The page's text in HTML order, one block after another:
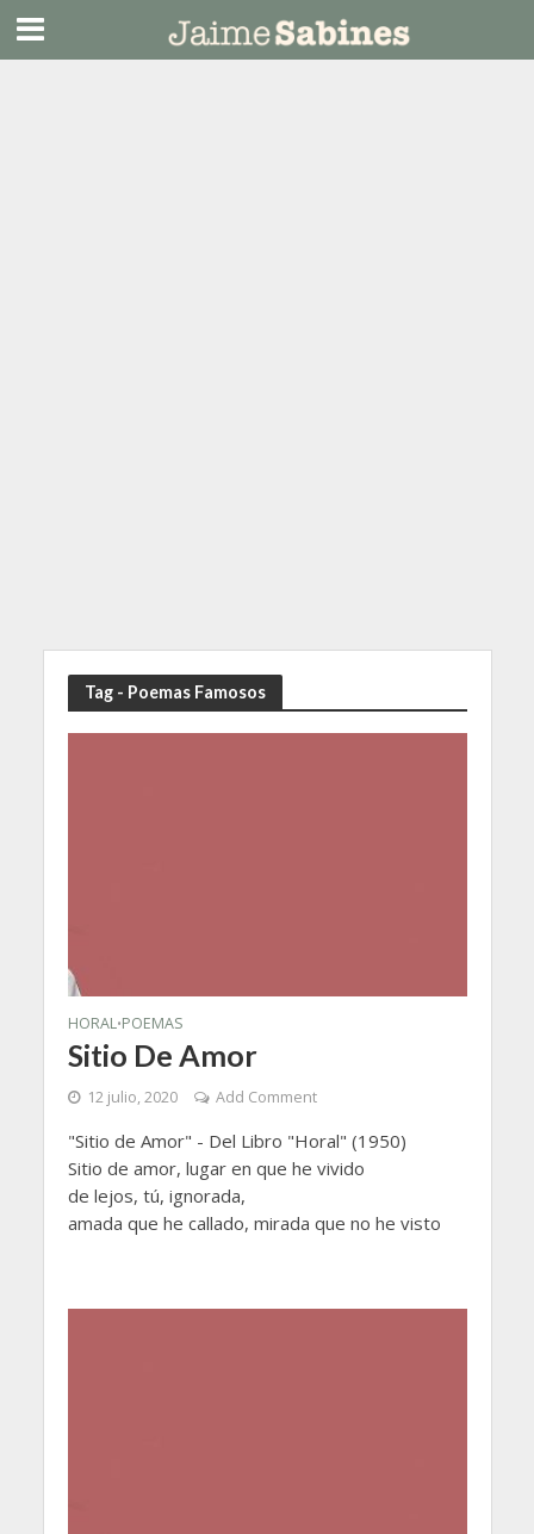
Tag - Poemas Famosos
HORAL•POEMAS
Sitio De Amor
12 julio, 2020 Add Comment
"Sitio de Amor" - Del Libro "Horal" (1950)
Sitio de amor, lugar en que he vivido
de lejos, tú, ignorada,
amada que he callado, mirada que no he visto